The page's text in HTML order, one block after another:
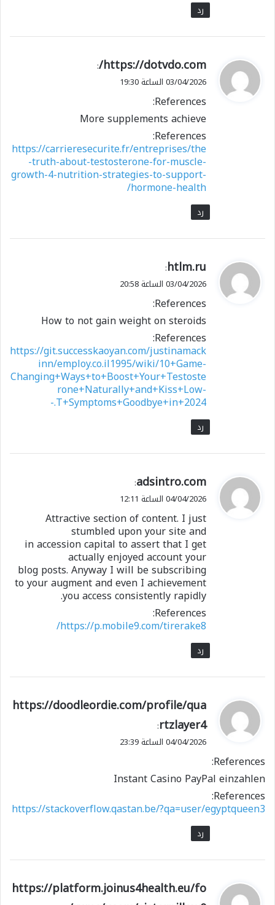
رد
ي
ق
ل
https://dotvdo.com/
:
03/04/2026 الساعة 19:30
References:
More supplements achieve
References:
https://carrieresecurite.fr/entreprises/the
-truth-about-testosterone-for-muscle-
growth-4-nutrition-strategies-to-support-
hormone-health/
رد
ي
ق
ل
htlm.ru
:
03/04/2026 الساعة 20:58
References:
How to not gain weight on steroids
References:
https://git.successkaoyan.com/justinamack
inn/employ.co.il1995/wiki/10+Game-
Changing+Ways+to+Boost+Your+Testoste
rone+Naturally+and+Kiss+Low-
T+Symptoms+Goodbye+in+2024.-
رد
ي
ق
ل
adsintro.com
:
04/04/2026 الساعة 12:11
Attractive section of content. I just
stumbled upon your site and
in accession capital to assert that I get
actually enjoyed account your
blog posts. Anyway I will be subscribing
to your augment and even I achievement
you access consistently rapidly.
References:
https://p.mobile9.com/tirerake8/
رد
ي
ق
و
ل
https://doodleordie.com/profile/qua
rtzlayer4
:
04/04/2026 الساعة 23:39
References:
Instant Casino PayPal einzahlen
References:
https://stackoverflow.qastan.be/?qa=user/egyptqueen3
رد
ي
ق
https://platform.joinus4health.eu/fo